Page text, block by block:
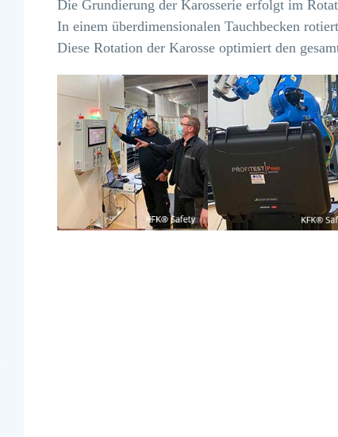
Die Grundierung der Karosserie erfolgt im
In einem überdimensionalen Tauchbecken
Diese Rotation der Karosse optimiert den